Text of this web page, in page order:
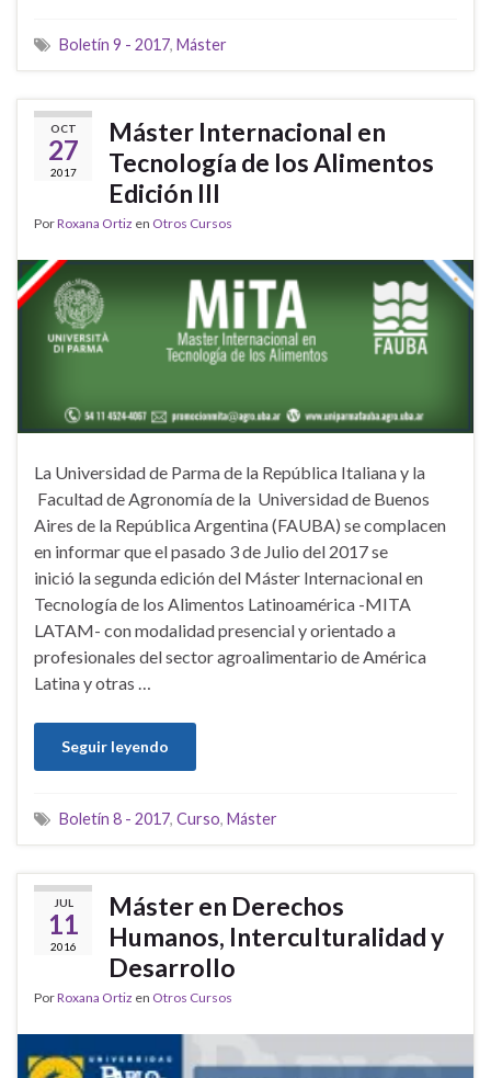
Boletín 9 - 2017, Máster
OCT
27
2017
Máster Internacional en
Tecnología de los Alimentos
Edición lll
PorRoxana Ortiz en Otros Cursos
La Universidad de Parma de la República Italiana y la
Facultad de Agronomía de la Universidad de Buenos
Aires de la República Argentina (FAUBA) se complacen
en informar que el pasado 3 de Julio del 2017 se
inició la segunda edición del Máster Internacional en
Tecnología de los Alimentos Latinoamérica -MITA
LATAM- con modalidad presencial y orientado a
profesionales del sector agroalimentario de América
Latina y otras …
Seguir leyendo
Boletín 8 - 2017, Curso, Máster
JUL
11
2016
Máster en Derechos
Humanos, Interculturalidad y
Desarrollo
PorRoxana Ortiz en Otros Cursos